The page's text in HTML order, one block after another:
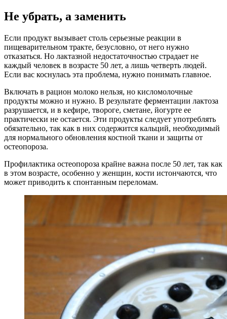
Не убрать, а заменить
Если продукт вызывает столь серьезные реакции в
пищеварительном тракте, безусловно, от него нужно
отказаться. Но лактазной недостаточностью страдает не
каждый человек в возрасте 50 лет, а лишь четверть людей.
Если вас коснулась эта проблема, нужно понимать главное.
Включать в рацион молоко нельзя, но кисломолочные
продукты можно и нужно. В результате ферментации лактоза
разрушается, и в кефире, твороге, сметане, йогурте ее
практически не остается. Эти продукты следует употреблять
обязательно, так как в них содержится кальций, необходимый
для нормального обновления костной ткани и защиты от
остеопороза.
Профилактика остеопороза крайне важна после 50 лет, так как
в этом возрасте, особенно у женщин, кости истончаются, что
может приводить к спонтанным переломам.